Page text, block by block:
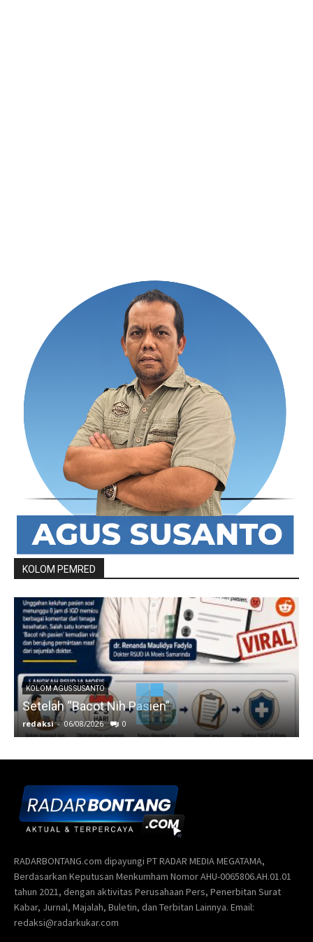
KOLOM PEMRED
KOLOM AGUS SUSANTO
Setelah “Bacot Nih Pasien”
redaksi - 06/08/2026 0
RADARBONTANG.com dipayungi PT RADAR MEDIA MEGATAMA,
Berdasarkan Keputusan Menkumham Nomor AHU-0065806.AH.01.01
tahun 2021, dengan aktivitas Perusahaan Pers, Penerbitan Surat
Kabar, Jurnal, Majalah, Buletin, dan Terbitan Lainnya. Email:
redaksi@radarkukar.com